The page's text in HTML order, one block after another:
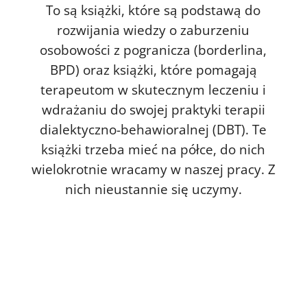
To są książki, które są podstawą do
rozwijania wiedzy o zaburzeniu
osobowości z pogranicza (borderlina,
BPD) oraz książki, które pomagają
terapeutom w skutecznym leczeniu i
wdrażaniu do swojej praktyki terapii
dialektyczno-behawioralnej (DBT). Te
książki trzeba mieć na półce, do nich
wielokrotnie wracamy w naszej pracy. Z
nich nieustannie się uczymy.